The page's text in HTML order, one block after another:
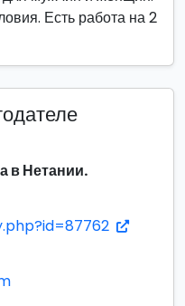
Есть работа на 2
в Нетании.